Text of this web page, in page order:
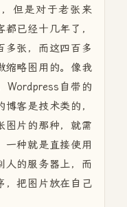
但是对于老张来
已经十几年了，
多张，而这四百多
缩略图用的。像我
Wordpress自带的
客是技术类的，
图片的那种，就需
一种就是直接使用
人的服务器上，而
，把图片放在自己